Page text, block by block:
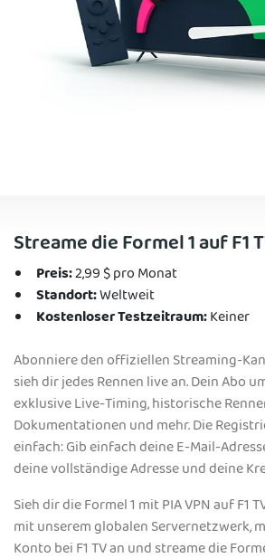
Streame die Formel 1 auf F1
Preis:2,99 $ pro Monat
Standort:Weltweit
Kostenloser Testzeitraum:Keiner
Abonniere den offiziellen Streaming-
sieh dir jedes Rennen live an. Dein Abo
exklusive Live-Timing, historische
Dokumentationen und mehr. Die
einfach: Gib einfach deine E-Mail-
deine vollständige Adresse und deine
Sieh dir die Formel 1 mit PIA VPN auf F1
mit unserem globalen Servernetzwerk,
Konto bei F1 TV an und streame die